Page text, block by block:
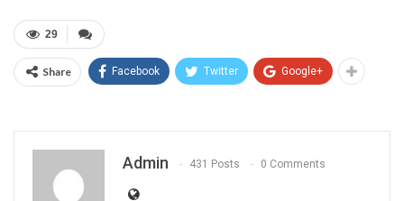
29
Share Facebook Twitter Google+
Admin 431 Posts 0 Comments